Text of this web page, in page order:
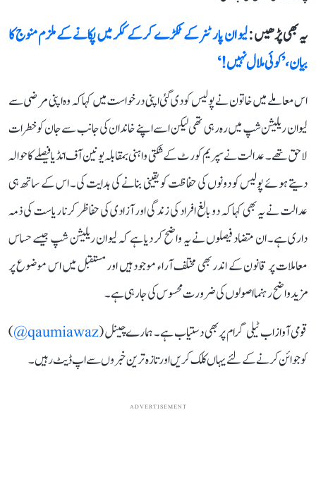
یہ بھی پڑھیں :لیو ان پارٹنر کے ٹکڑے کرکے ککر میں پکانے کے ملزم منوج کا
بیان، ’کوئی ملال نہیں!‘
اس معاملے میں خاتون نے پولیس کو دی گئی اپنی درخواست میں کہا کہ وہ اپنی مرضی سے
لیو ان ریلیشن شپ میں رہ رہی تھی لیکن اسے اپنے خاندان کی جانب سے جان کو خطرات
لاحق تھے۔ عدالت نے سپریم کورٹ کے شکتی واہنی بمقابلہ یونین آف انڈیا فیصلے کا حوالہ
دیتے ہوئے پولیس کو دونوں کی حفاظت کو یقینی بنانے کی ہدایت کی۔ اس کے ساتھ ہی
عدالت نے یہ بھی کہا کہ دو بالغ افراد کی زندگی اور آزادی کی حفاظر کرنا ریاست کی ذمہ
داری ہے۔ ان متضاد فیصلوں نے یہ واضح کر دیا ہے کہ لیو ان ریلیشن شپ جیسے حساس
معاملات پر قانون کے اندر بھی مختلف آراء موجود ہیں اور مستقبل میں اس موضوع پر
مزید واضح رہنما اصولوں کی ضرورت محسوس کی جارہی ہے۔
قومی آواز اب ٹیلی گرام پر بھی دستیاب ہے۔ ہمارے چینل (qaumiawaz@
)
کو جوائن کرنے کے لئے یہاں کلک کریں اور تازہ ترین خبروں سے اپ ڈیٹ رہیں۔
ADVERTISEMENT